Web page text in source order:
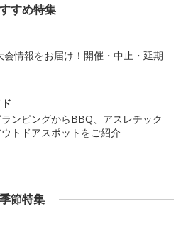
すめ特集
会情報をお届け！開催・中止・延期
ンピングからBBQ、アスレチック
トドアスポットをご紹介
季節特集